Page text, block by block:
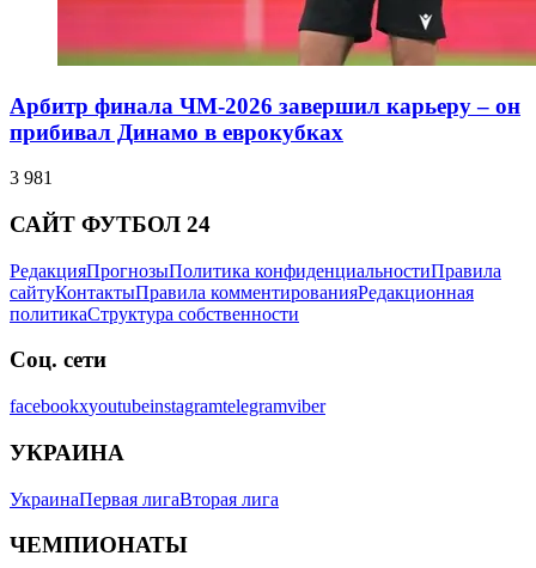
Арбитр финала ЧМ-2026 завершил карьеру – он
прибивал Динамо в еврокубках
3 981
САЙТ ФУТБОЛ 24
РедакцияПрогнозыПолитика конфиденциальностиПравила
сайтуКонтактыПравила комментированияРедакционная
политикаСтруктура собственности
Соц. сети
facebookxyoutubeinstagramtelegramviber
УКРАИНА
УкраинаПервая лигаВторая лига
ЧЕМПИОНАТЫ